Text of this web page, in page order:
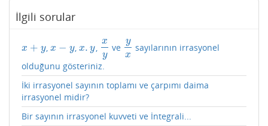
İlgili sorular
x + y
x+ y ,x − y
x−y ,x. y
x.y
x
y
xy ve
y
x
yx sayılarının irrasyonel
olduğunu gösteriniz.
İki irrasyonel sayının toplamı ve çarpımı daima
irrasyonel midir?
Bir sayının irrasyonel kuvveti ve İntegrali...